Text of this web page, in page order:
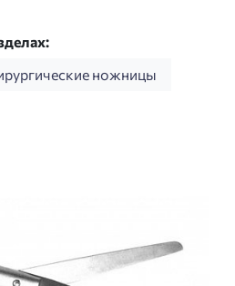
ножницы